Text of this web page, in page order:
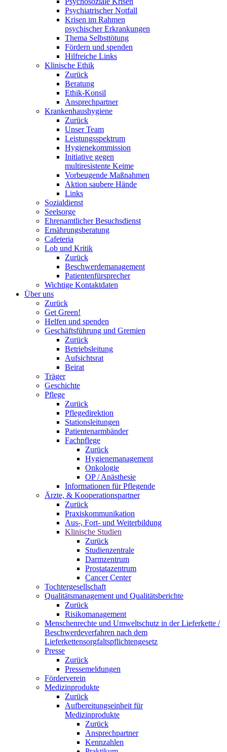
Psychiatrischer Notfall
Krisen im Rahmen
psychischer Erkrankungen
Thema Selbsttötung
Fördern und spenden
Hilfreiche Links
Klinische Ethik
Zurück
Beratung
Ethik-Konsil
Ansprechpartner
Krankenhaushygiene
Zurück
Unser Team
Leistungsspektrum
Hygienekommission
Initiative gegen
multiresistente Keime
Vorbeugende Maßnahmen
Aktion saubere Hände
Links
Sozialdienst
Seelsorge
Ehrenamtlicher Besuchsdienst
Ernährungsberatung
Cafeteria
Lob und Kritik
Zurück
Beschwerdemanagement
Patientenfürsprecher
Wichtige Kontaktdaten
Über uns
Zurück
Get Green!
Helfen und spenden
Geschäftsführung und Gremien
Zurück
Betriebsleitung
Aufsichtsrat
Beirat
Träger
Geschichte
Pflege
Zurück
Pflegedirektion
Stationsleitungen
Patientenarmbänder
Fachpflege
Zurück
Hygienemanagement
Onkologie
OP / Anästhesie
Informationen für Pflegende
Ärzte, & Kooperationspartner
Zurück
Praxiskommunikation
Aus-, Fort- und Weiterbildung
Klinische Studien
Zurück
Studienzentrale
Darmzentrum
Prostatazentrum
Cancer Center
Tochtergesellschaft
Qualitätsmanagement und Qualitätsberichte
Zurück
Risikomanagement
Menschenrechte und Umweltschutz in der Lieferkette /
Beschwerdeverfahren nach dem
Lieferkettensorgfaltspflichtengesetz
Presse
Zurück
Pressemeldungen
Förderverein
Medizinprodukte
Zurück
Aufbereitungseinheit für
Medizinprodukte
Zurück
Ansprechpartner
Kennzahlen